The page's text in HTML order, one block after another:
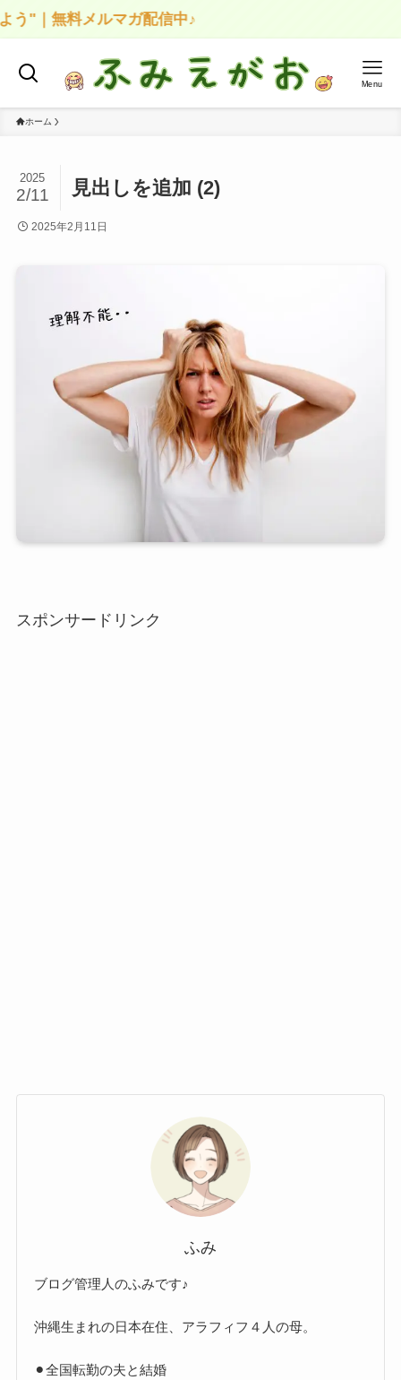
"｜無料メルマガ配信中♪
Menu
ホーム
見出しを追加 (2)
2025
2/11
2025年2月11日
スポンサードリンク
ふみ
ブログ管理人のふみです♪
沖縄生まれの日本在住、アラフィフ４人の母。
⚫︎全国転勤の夫と結婚